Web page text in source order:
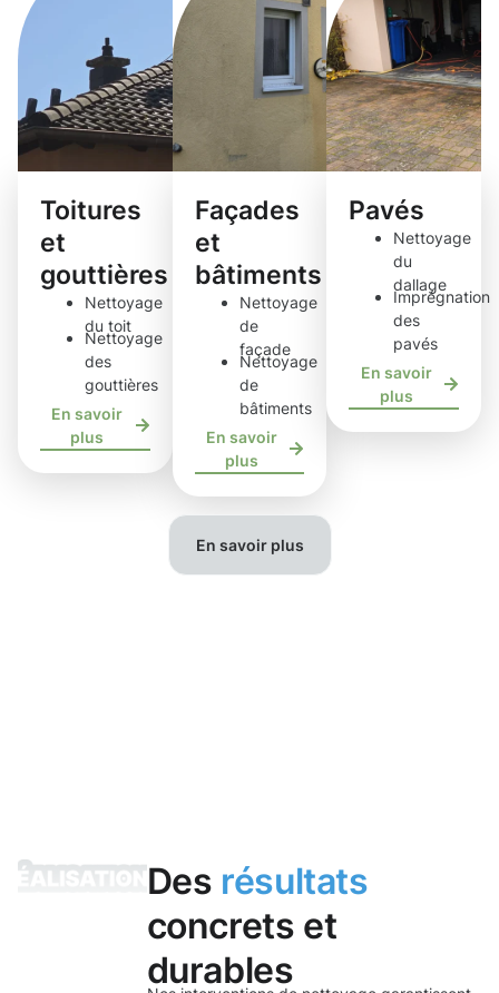
Toitures
et
gouttières
Nettoyage
du toit
Nettoyage
des
gouttières
En savoir
plus
Façades
et
bâtiments
Nettoyage
de
façade
Nettoyage
de
bâtiments
En savoir
plus
Pavés
Nettoyage
du
dallage
Imprégnation
des
pavés
En savoir
plus
En savoir plus
Des résultats
concrets et
durables